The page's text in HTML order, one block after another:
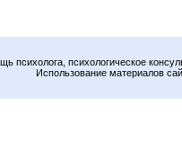
психолога, психологическое
Использование материалов